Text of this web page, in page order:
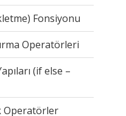
Fonsiyonu
Operatörleri
(if else –
Operatörler